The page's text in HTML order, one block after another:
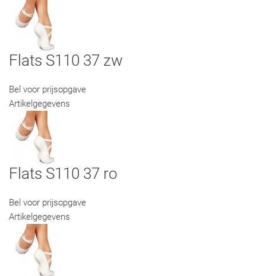
Flats S110 37 zw
Bel voor prijsopgave
Artikelgegevens
Flats S110 37 ro
Bel voor prijsopgave
Artikelgegevens